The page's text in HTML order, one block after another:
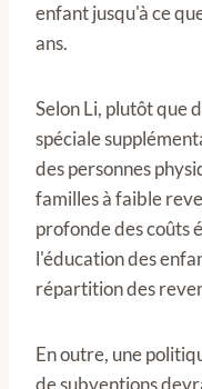
enfant jusqu'à ce
ans.
Selon Li, plutôt que
spéciale
des personnes
familles à faible
profonde des coûts
l'éducation des
répartition des
En outre, une
de subventions